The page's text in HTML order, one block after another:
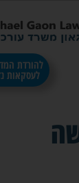
להורדת
לעסקאות